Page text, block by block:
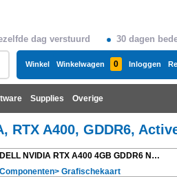
dag verstuurd 30 dagen
Winkel Winkelwagen 0 Inloggen
Supplies Overige
RTX A400, GDDR6,
DELL NVIDIA RTX A400 4GB GDDR6 NVIDIA, RTX A400, GDDR6, Active
Componenten> Grafischekaart